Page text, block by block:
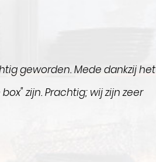
geworden. Mede dankzij het
zijn. Prachtig; wij zijn zeer